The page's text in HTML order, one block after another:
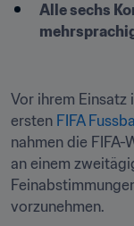
Alle sechs
Vor ihrem Einsatz
ersten FIFA
nahmen die
an einem
vorzunehmen.